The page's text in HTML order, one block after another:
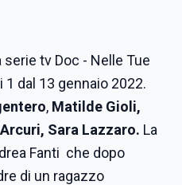
tv Doc - Nelle Tue
dal 13 gennaio 2022.
, Matilde Gioli,
Sara Lazzaro. La
Fanti che dopo
di un ragazzo